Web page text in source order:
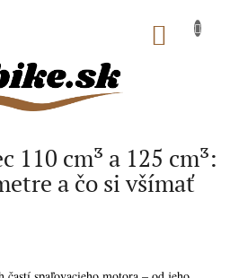
110 cm³ a 125 cm³:
a čo si všímať